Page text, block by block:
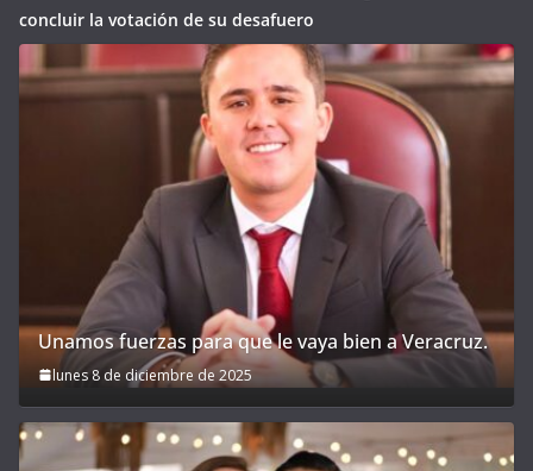
concluir la votación de su desafuero
Unamos fuerzas para que le vaya bien a Veracruz.
lunes 8 de diciembre de 2025